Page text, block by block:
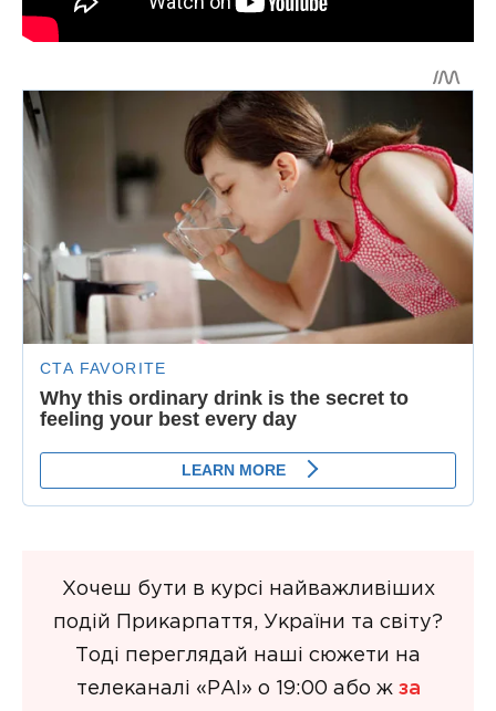
Хочеш бути в курсі найважливіших
подій Прикарпаття, України та світу?
Тоді переглядай наші сюжети на
телеканалі «РАІ» о 19:00 або ж за